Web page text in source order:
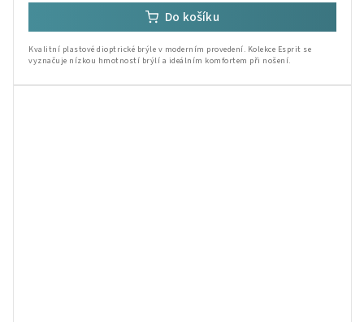
Do košíku
Kvalitní plastové dioptrické brýle v moderním provedení. Kolekce Esprit se